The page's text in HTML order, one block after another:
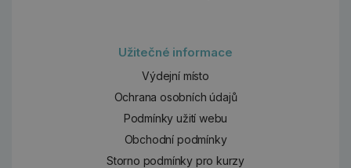
Užitečné informace
Výdejní místo
Ochrana osobních údajů
Podmínky užití webu
Obchodní podmínky
Storno podmínky pro kurzy